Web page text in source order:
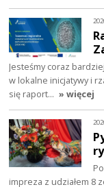
Jesteśmy coraz
w lokalne inicjatywy i
się raport… » więcej
impreza z udziałem 8